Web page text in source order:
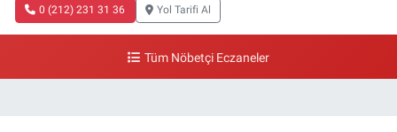
0 (212) 231 31 36 Yol Tarifi Al
Tüm Nöbetçi Eczaneler